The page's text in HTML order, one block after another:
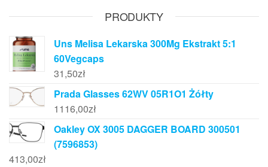
PRODUKTY
Uns Melisa Lekarska 300Mg Ekstrakt 5:1
60Vegcaps
31,50zł
Prada Glasses 62WV 05R1O1 Żółty
1116,00zł
Oakley OX 3005 DAGGER BOARD 300501
(7596853)
413,00zł